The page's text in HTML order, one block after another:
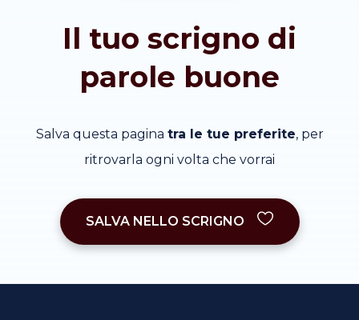
Il tuo scrigno di
parole buone
Salva questa pagina tra le tue preferite, per
ritrovarla ogni volta che vorrai
SALVA NELLO SCRIGNO